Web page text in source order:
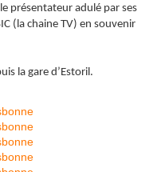
présentateur adulé par ses
(la chaine TV) en souvenir
la gare d’Estoril.